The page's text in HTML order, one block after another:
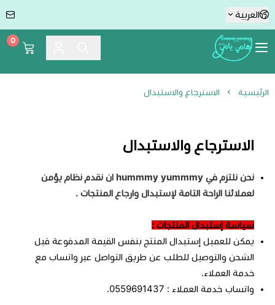
العربية
Hummmy :-) Yummmy هامي يامي
0
الرئيسية الاسترجاع والاستبدال
الاسترجاع والاستبدال
نحن نلتزم في hummmy yummmy ان نقدم نظام يؤمن
لعملائنا الراحة التامة لإستبدال وارجاع المنتجات .
سياسة إستبدال المنتجات :
يمكن للعميل إستبدال المنتج بنفس القيمة المدفوعة قبل
الشحن والتوصيل للطلب عن طريق التواصل عبر واتساب مع
خدمة العملاء.
واتساب خدمة العملاء : 0559691437.